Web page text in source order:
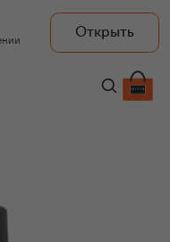
Открыть
11 500 ₽